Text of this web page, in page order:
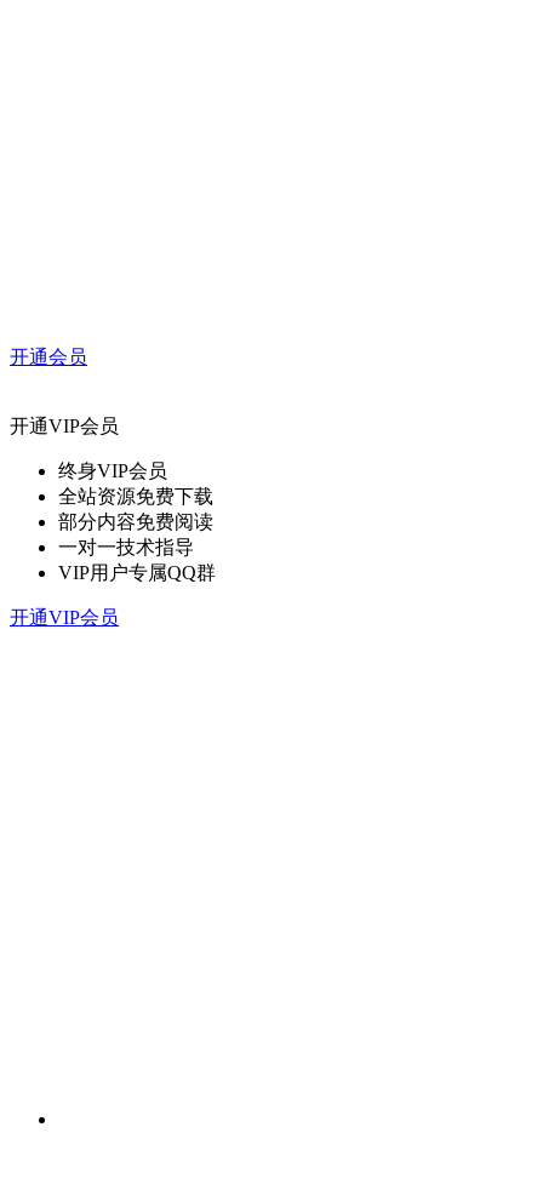
开通会员
开通VIP会员
终身VIP会员
全站资源免费下载
部分内容免费阅读
一对一技术指导
VIP用户专属QQ群
开通VIP会员